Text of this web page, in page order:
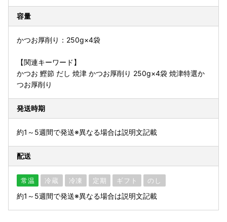
容量
かつお厚削り：250g×4袋
【関連キーワード】
かつお 鰹節 だし 焼津 かつお厚削り 250g×4袋 焼津特選か
つお厚削り
発送時期
約1～5週間で発送※異なる場合は説明文記載
配送
常温 冷蔵 冷凍 定期 ギフト のし
約1～5週間で発送※異なる場合は説明文記載